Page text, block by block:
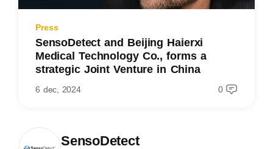
Press
SensoDetect and Beijing Haierxi
Medical Technology Co., forms a
strategic Joint Venture in China
6 dec, 2024 0
SensoDetect